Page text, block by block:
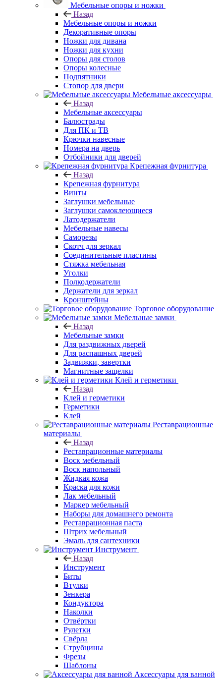
Мебельные опоры и ножки
Назад
Мебельные опоры и ножки
Декоративные опоры
Ножки для дивана
Ножки для кухни
Опоры для столов
Опоры колесные
Подпятники
Стопор для двери
Мебельные аксессуары
Назад
Мебельные аксессуары
Балюстрады
Для ПК и ТВ
Крючки навесные
Номера на дверь
Отбойники для дверей
Крепежная фурнитура
Назад
Крепежная фурнитура
Винты
Заглушки мебельные
Заглушки самоклеющиеся
Латодержатели
Мебельные навесы
Саморезы
Скотч для зеркал
Соединительные пластины
Стяжка мебельная
Уголки
Полкодержатели
Держатели для зеркал
Кронштейны
Торговое оборудование
Мебельные замки
Назад
Мебельные замки
Для раздвижных дверей
Для распашных дверей
Задвижки, завертки
Магнитные защелки
Клей и герметики
Назад
Клей и герметики
Герметики
Клей
Реставрационные
материалы
Назад
Реставрационные материалы
Воск мебельный
Воск напольный
Жидкая кожа
Краска для кожи
Лак мебельный
Маркер мебельный
Наборы для домашнего ремонта
Реставрационная паста
Штрих мебельный
Эмаль для сантехники
Инструмент
Назад
Инструмент
Биты
Втулки
Зенкера
Кондуктора
Наколки
Отвёртки
Рулетки
Свёрла
Струбцины
Фрезы
Шаблоны
Аксессуары для ванной